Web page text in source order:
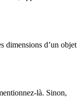
dimensions d’un objet
là. Sinon,